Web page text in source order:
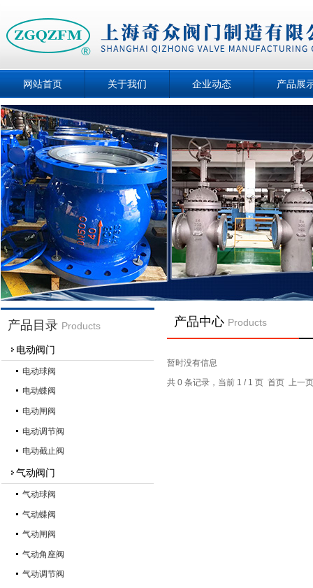
网站首页 关于我们 企业动态 产品展
产品目录 Products
电动阀门
电动球阀
电动蝶阀
电动闸阀
电动调节阀
电动截止阀
气动阀门
气动球阀
气动蝶阀
气动闸阀
气动角座阀
气动调节阀
产品中心 Products
暂时没有信息
共 0 条记录，当前 1 / 1 页 首页 上一